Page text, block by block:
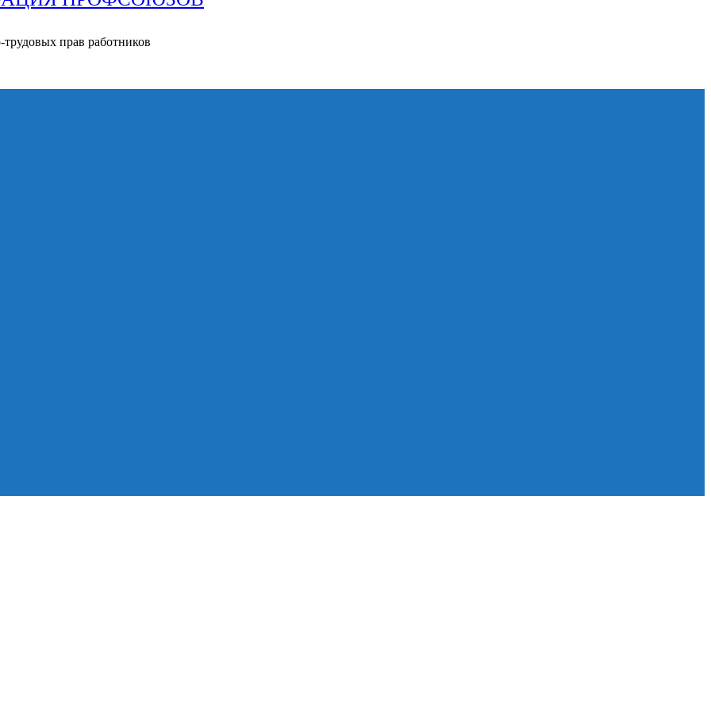
прав работников